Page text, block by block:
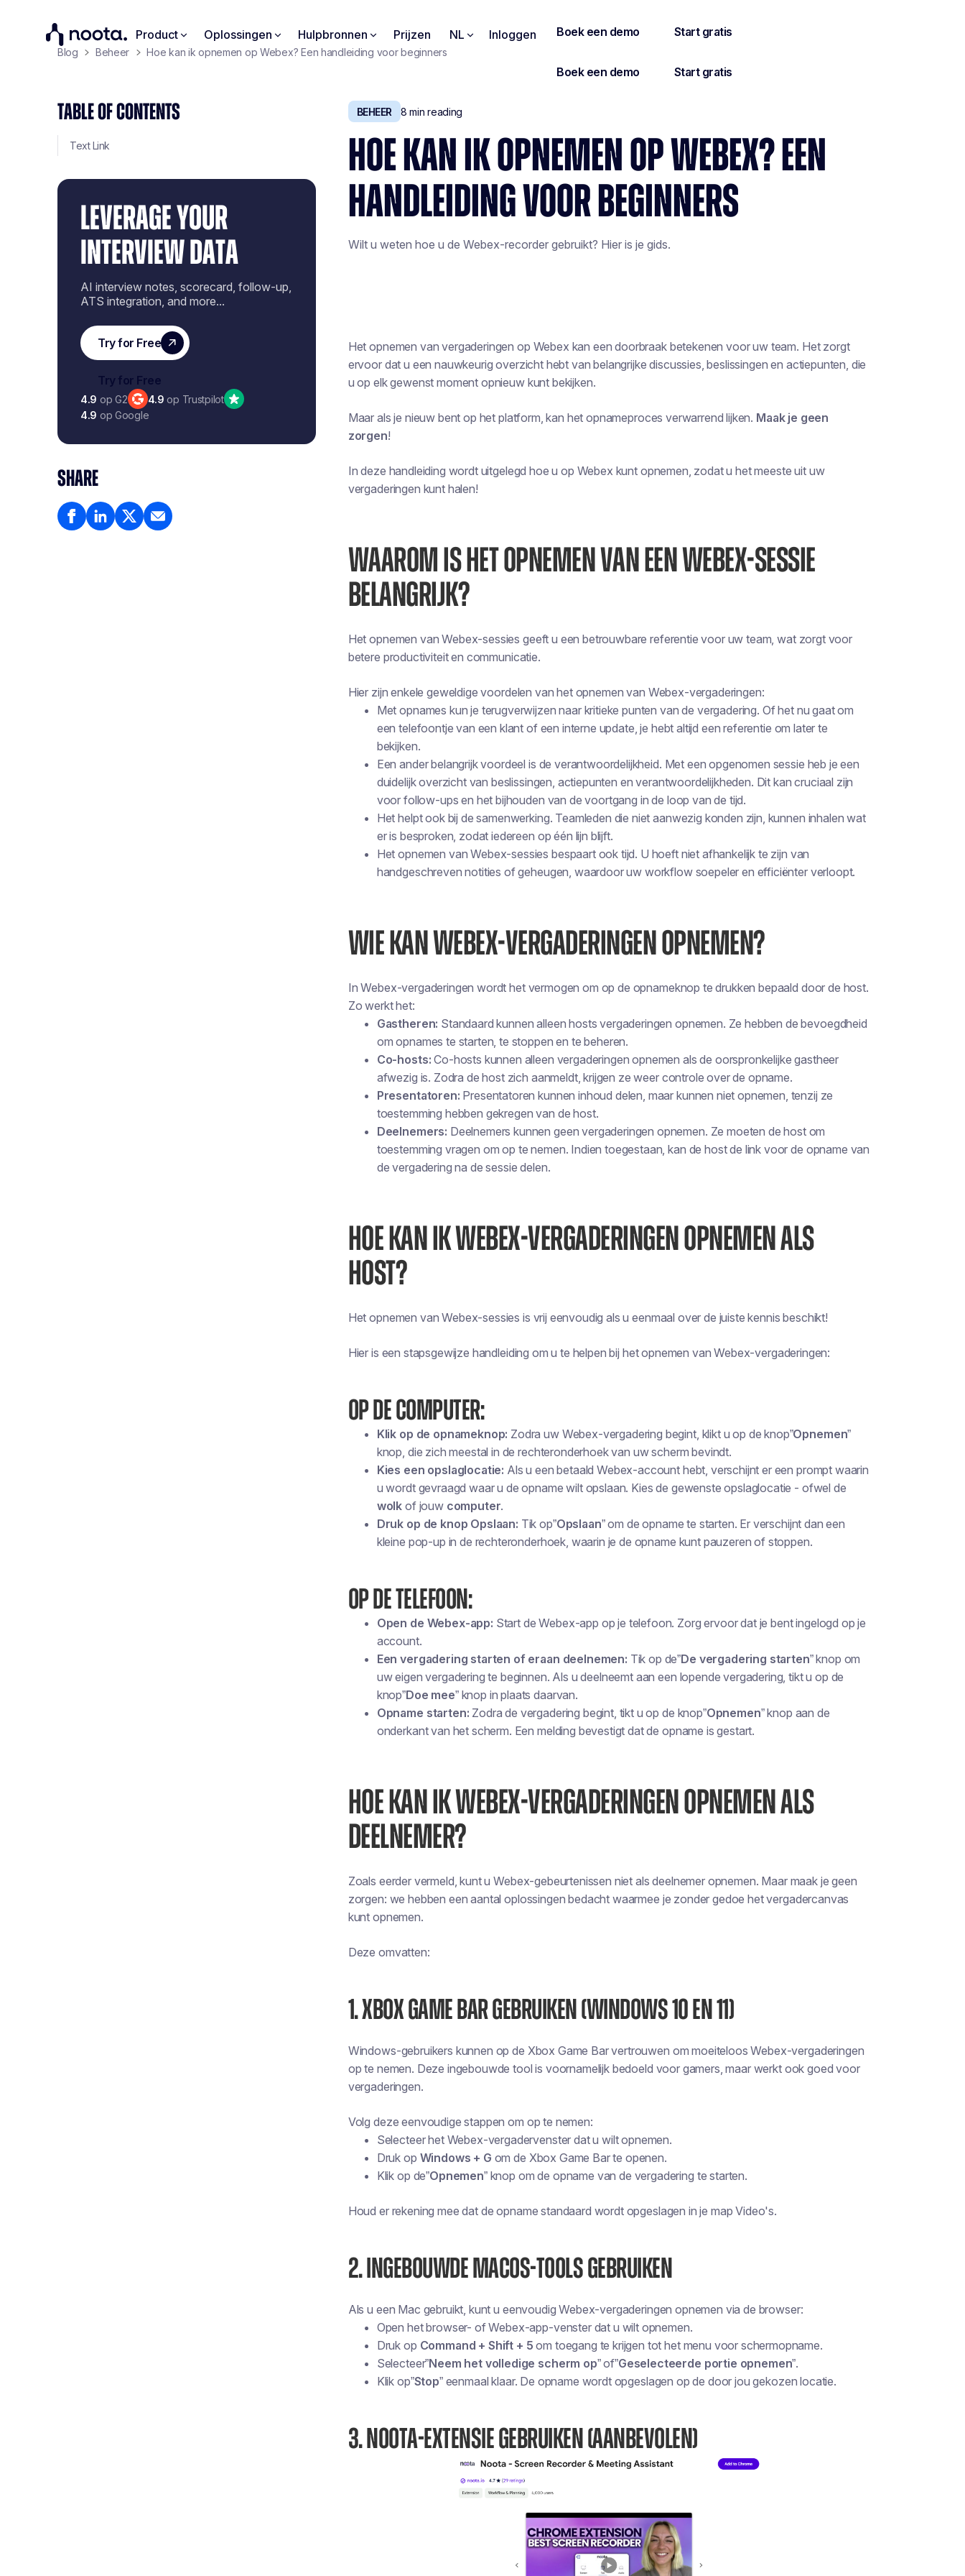
Product Oplossingen Hulpbronnen Prijzen NL Inloggen
Blog Beheer Hoe kan ik opnemen op Webex? Een handleiding voor beginners
TABLE OF CONTENTS
Text Link
LEVERAGE YOUR
INTERVIEW DATA
AI interview notes, scorecard, follow-up,
ATS integration, and more...
4.9 op G2 4.9 op Trustpilot
4.9 op Google
SHARE
BEHEER 8 min reading
HOE KAN IK OPNEMEN OP WEBEX? EEN
HANDLEIDING VOOR BEGINNERS
Wilt u weten hoe u de Webex-recorder gebruikt? Hier is je gids.
Het opnemen van vergaderingen op Webex kan een doorbraak betekenen voor uw team. Het zorgt
ervoor dat u een nauwkeurig overzicht hebt van belangrijke discussies, beslissingen en actiepunten, die
u op elk gewenst moment opnieuw kunt bekijken.
Maar als je nieuw bent op het platform, kan het opnameproces verwarrend lijken. Maak je geen
zorgen!
In deze handleiding wordt uitgelegd hoe u op Webex kunt opnemen, zodat u het meeste uit uw
vergaderingen kunt halen!
WAAROM IS HET OPNEMEN VAN EEN WEBEX-SESSIE
BELANGRIJK?
Het opnemen van Webex-sessies geeft u een betrouwbare referentie voor uw team, wat zorgt voor
betere productiviteit en communicatie.
Hier zijn enkele geweldige voordelen van het opnemen van Webex-vergaderingen:
Met opnames kun je terugverwijzen naar kritieke punten van de vergadering. Of het nu gaat om
een telefoontje van een klant of een interne update, je hebt altijd een referentie om later te
bekijken.
Een ander belangrijk voordeel is de verantwoordelijkheid. Met een opgenomen sessie heb je een
duidelijk overzicht van beslissingen, actiepunten en verantwoordelijkheden. Dit kan cruciaal zijn
voor follow-ups en het bijhouden van de voortgang in de loop van de tijd.
Het helpt ook bij de samenwerking. Teamleden die niet aanwezig konden zijn, kunnen inhalen wat
er is besproken, zodat iedereen op één lijn blijft.
Het opnemen van Webex-sessies bespaart ook tijd. U hoeft niet afhankelijk te zijn van
handgeschreven notities of geheugen, waardoor uw workflow soepeler en efficiënter verloopt.
WIE KAN WEBEX-VERGADERINGEN OPNEMEN?
In Webex-vergaderingen wordt het vermogen om op de opnameknop te drukken bepaald door de host.
Zo werkt het:
Gastheren: Standaard kunnen alleen hosts vergaderingen opnemen. Ze hebben de bevoegdheid
om opnames te starten, te stoppen en te beheren.
Co-hosts: Co-hosts kunnen alleen vergaderingen opnemen als de oorspronkelijke gastheer
afwezig is. Zodra de host zich aanmeldt, krijgen ze weer controle over de opname.
Presentatoren: Presentatoren kunnen inhoud delen, maar kunnen niet opnemen, tenzij ze
toestemming hebben gekregen van de host.
Deelnemers: Deelnemers kunnen geen vergaderingen opnemen. Ze moeten de host om
toestemming vragen om op te nemen. Indien toegestaan, kan de host de link voor de opname van
de vergadering na de sessie delen.
HOE KAN IK WEBEX-VERGADERINGEN OPNEMEN ALS
HOST?
Het opnemen van Webex-sessies is vrij eenvoudig als u eenmaal over de juiste kennis beschikt!
Hier is een stapsgewijze handleiding om u te helpen bij het opnemen van Webex-vergaderingen:
OP DE COMPUTER:
Klik op de opnameknop: Zodra uw Webex-vergadering begint, klikt u op de knop”Opnemen”
knop, die zich meestal in de rechteronderhoek van uw scherm bevindt.
Kies een opslaglocatie: Als u een betaald Webex-account hebt, verschijnt er een prompt waarin
u wordt gevraagd waar u de opname wilt opslaan. Kies de gewenste opslaglocatie - ofwel de
wolk of jouw computer.
Druk op de knop Opslaan: Tik op”Opslaan” om de opname te starten. Er verschijnt dan een
kleine pop-up in de rechteronderhoek, waarin je de opname kunt pauzeren of stoppen.
OP DE TELEFOON:
Open de Webex-app: Start de Webex-app op je telefoon. Zorg ervoor dat je bent ingelogd op je
account.
Een vergadering starten of eraan deelnemen: Tik op de”De vergadering starten” knop om
uw eigen vergadering te beginnen. Als u deelneemt aan een lopende vergadering, tikt u op de
knop”Doe mee” knop in plaats daarvan.
Opname starten: Zodra de vergadering begint, tikt u op de knop”Opnemen” knop aan de
onderkant van het scherm. Een melding bevestigt dat de opname is gestart.
HOE KAN IK WEBEX-VERGADERINGEN OPNEMEN ALS
DEELNEMER?
Zoals eerder vermeld, kunt u Webex-gebeurtenissen niet als deelnemer opnemen. Maar maak je geen
zorgen: we hebben een aantal oplossingen bedacht waarmee je zonder gedoe het vergadercanvas
kunt opnemen.
Deze omvatten:
1. XBOX GAME BAR GEBRUIKEN (WINDOWS 10 EN 11)
Windows-gebruikers kunnen op de Xbox Game Bar vertrouwen om moeiteloos Webex-vergaderingen
op te nemen. Deze ingebouwde tool is voornamelijk bedoeld voor gamers, maar werkt ook goed voor
vergaderingen.
Volg deze eenvoudige stappen om op te nemen:
Selecteer het Webex-vergadervenster dat u wilt opnemen.
Druk op Windows + G om de Xbox Game Bar te openen.
Klik op de”Opnemen” knop om de opname van de vergadering te starten.
Houd er rekening mee dat de opname standaard wordt opgeslagen in je map Video's.
2. INGEBOUWDE MACOS-TOOLS GEBRUIKEN
Als u een Mac gebruikt, kunt u eenvoudig Webex-vergaderingen opnemen via de browser:
Open het browser- of Webex-app-venster dat u wilt opnemen.
Druk op Command + Shift + 5 om toegang te krijgen tot het menu voor schermopname.
Selecteer”Neem het volledige scherm op” of”Geselecteerde portie opnemen”.
Klik op”Stop” eenmaal klaar. De opname wordt opgeslagen op de door jou gekozen locatie.
3. NOOTA-EXTENSIE GEBRUIKEN (AANBEVOLEN)